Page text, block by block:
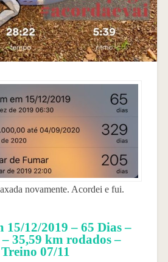
novamente. Acordei e fui.
15/12/2019 – 65 Dias –
35,59 km rodados –
07/11